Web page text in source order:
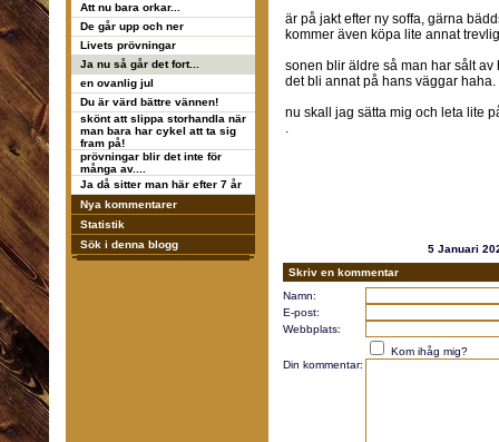
Att nu bara orkar...
De går upp och ner
Livets prövningar
Ja nu så går det fort...
en ovanlig jul
Du är värd bättre vännen!
skönt att slippa storhandla när
man bara har cykel att ta sig
fram på!
prövningar blir det inte för
många av....
Ja då sitter man här efter 7 år
Nya kommentarer
Statistik
Sök i denna blogg
är på jakt efter ny soffa, gärna
kommer även köpa lite annat
sonen blir äldre så man har sålt
det bli annat på hans väggar haha.
nu skall jag sätta mig och leta lite
.
5 Januari
Skriv en kommentar
Namn:
E-post:
Webbplats:
Kom ihåg mig?
Din kommentar: